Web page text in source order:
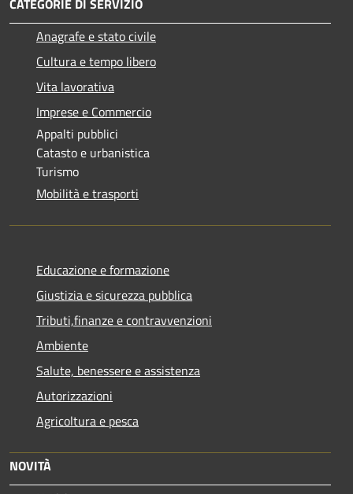
CATEGORIE DI SERVIZIO
Anagrafe e stato civile
Cultura e tempo libero
Vita lavorativa
Imprese e Commercio
Appalti pubblici
Catasto e urbanistica
Turismo
Mobilità e trasporti
Educazione e formazione
Giustizia e sicurezza pubblica
Tributi,finanze e contravvenzioni
Ambiente
Salute, benessere e assistenza
Autorizzazioni
Agricoltura e pesca
NOVITÀ